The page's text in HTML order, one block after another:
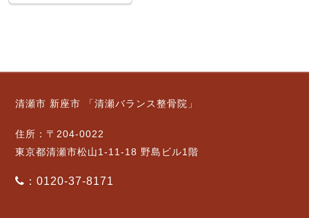
清瀬市 新座市 「清瀬バランス整骨院」
住所：〒204-0022
東京都清瀬市松山1-11-18 野島ビル1階
：0120-37-8171